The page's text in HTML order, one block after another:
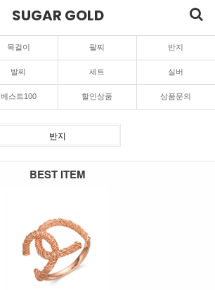
SUGAR GOLD
목걸이 팔찌 반지
발찌 세트 실버
베스트100 할인상품 상품문의
반지
BEST ITEM